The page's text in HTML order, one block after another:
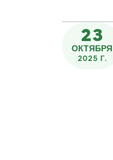
23
ОКТЯБРЯ
2025 Г.